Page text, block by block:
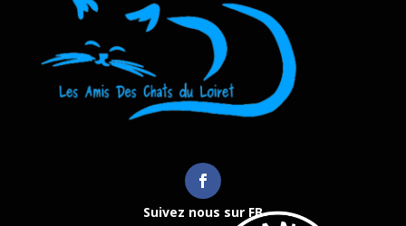
Suivez nous sur FB